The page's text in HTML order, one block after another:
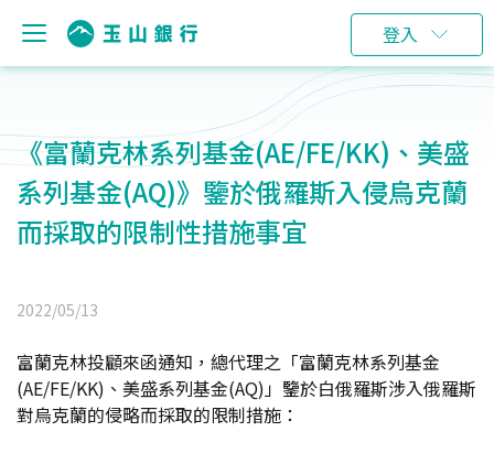
登入
《富蘭克林系列基金(AE/FE/KK)、美盛
系列基金(AQ)》鑒於俄羅斯入侵烏克蘭
而採取的限制性措施事宜
2022/05/13
富蘭克林投顧來函通知，總代理之「富蘭克林系列基金
(AE/FE/KK)、美盛系列基金(AQ)」鑒於白俄羅斯涉入俄羅斯
對烏克蘭的侵略而採取的限制措施：